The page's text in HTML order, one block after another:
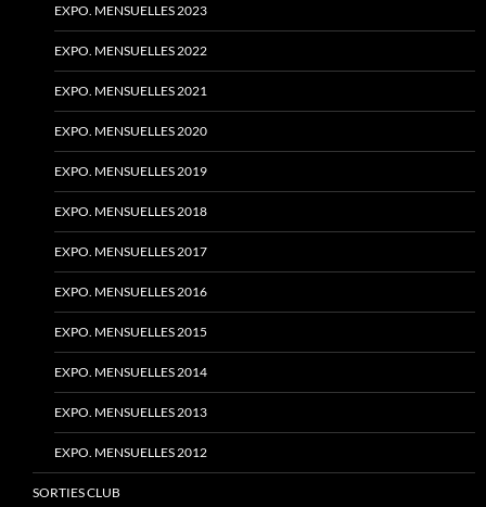
EXPO. MENSUELLES 2023
EXPO. MENSUELLES 2022
EXPO. MENSUELLES 2021
EXPO. MENSUELLES 2020
EXPO. MENSUELLES 2019
EXPO. MENSUELLES 2018
EXPO. MENSUELLES 2017
EXPO. MENSUELLES 2016
EXPO. MENSUELLES 2015
EXPO. MENSUELLES 2014
EXPO. MENSUELLES 2013
EXPO. MENSUELLES 2012
SORTIES CLUB